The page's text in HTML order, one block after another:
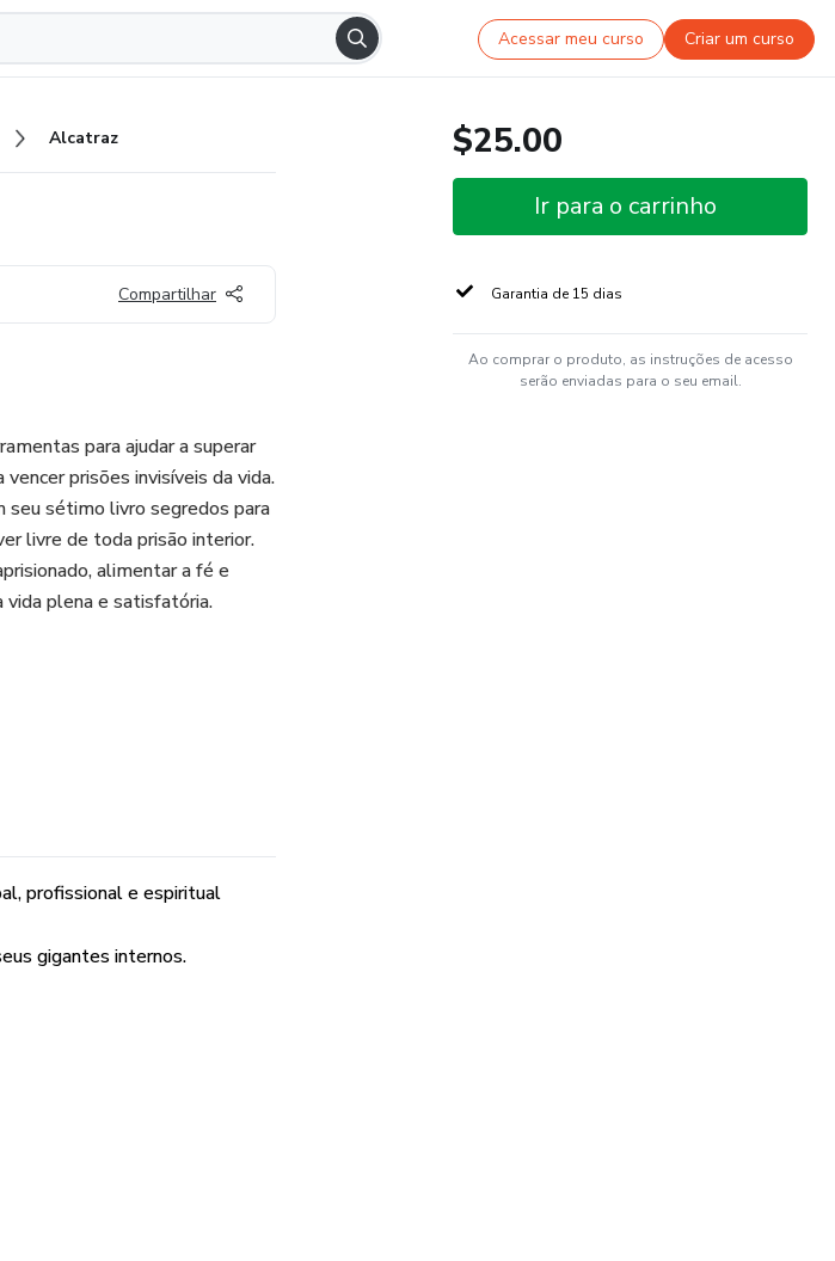
Acessar meu curso Criar um curso
Alcatraz
Compartilhar
para ajudar a superar
prisões invisíveis da vida.
seu sétimo livro segredos para
livre de toda prisão interior.
alimentar a fé e
vida plena e satisfatória.
profissional e espiritual
gigantes internos.
$25.00
Ir para o carrinho
Garantia de 15 dias
Ao comprar o produto, as instruções de acesso
serão enviadas para o seu email.